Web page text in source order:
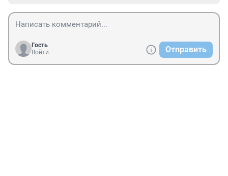
Гость
Войти
Отправить